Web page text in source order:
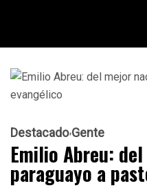
Destacado Gente
Emilio Abreu:
paraguayo a